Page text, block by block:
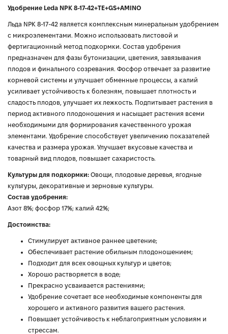
Удобрение Leda NPK 8-17-42+TE+GS+AMINO
Льда NPK 8-17-42 является комплексным минеральным удобрением
с микроэлементами. Можно использовать листовой и
фертигационный метод подкормки. Состав удобрения
предназначен для фазы бутонизации, цветения, завязывания
плодов и финального созревания. Фосфор отвечает за развитие
корневой системы и улучшает обменные процессы, а калий
усиливает устойчивость к болезням, повышает плотность и
сладость плодов, улучшает их лежкость. Подпитывает растения в
период активного плодоношения и насыщает растения всеми
необходимыми для формирования качественного урожая
элементами. Удобрение способствует увеличению показателей
качества и размера урожая. Улучшает вкусовые качества и
товарный вид плодов, повышает сахаристость.
Культуры для подкормки: Овощи, плодовые деревья, ягодные
культуры, декоративные и зерновые культуры.
Состав удобрения:
Азот 8%; фосфор 17%; калий 42%;
Достоинства:
Стимулирует активное раннее цветение;
Обеспечивает растение обильным плодоношением;
Подходит для всех овощных культур и цветов;
Хорошо растворяется в воде;
Прекрасно усваивается растениями;
Удобрение сочетает все необходимые компоненты для
хорошего и активного развития вашего растения.
Повышает устойчивость к неблагоприятным условиям и
стрессам.